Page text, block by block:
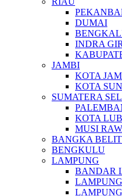
DUMAI
INDRA
JAMBI
KOTA
KOTA
SUMATERA
KOTA
MUSI
BANGKA
BENGKULU
LAMPUNG
BANDAR